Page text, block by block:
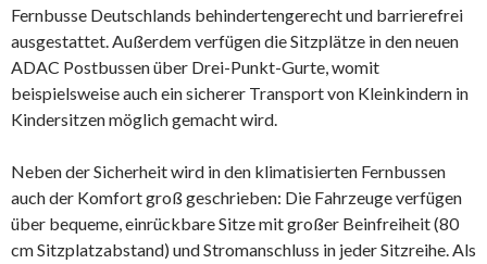
Fernbusse Deutschlands behindertengerecht und barrierefrei
ausgestattet. Außerdem verfügen die Sitzplätze in den neuen
ADAC Postbussen über Drei-Punkt-Gurte, womit
beispielsweise auch ein sicherer Transport von Kleinkindern in
Kindersitzen möglich gemacht wird.
Neben der Sicherheit wird in den klimatisierten Fernbussen
auch der Komfort groß geschrieben: Die Fahrzeuge verfügen
über bequeme, einrückbare Sitze mit großer Beinfreiheit (80
cm Sitzplatzabstand) und Stromanschluss in jeder Sitzreihe. Als